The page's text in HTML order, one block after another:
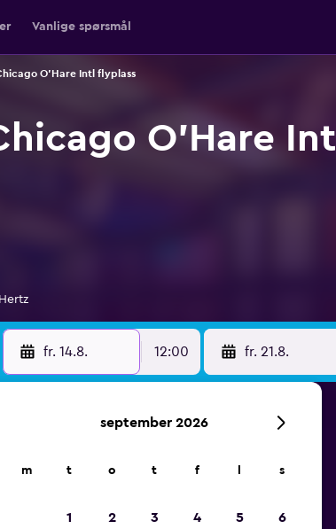
Vanlige spørsmål
O'Hare Intl flyplass
O'Hare Intl
fr. 14.8. 12:00 fr. 21.8.
2023
september 2026
m t o t f s
1 2 3 4 5 6